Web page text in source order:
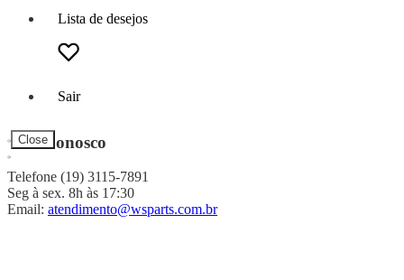
Lista de desejos
Sair
Close
Fale Conosco
Telefone (19) 3115-7891
Seg à sex. 8h às 17:30
Email: atendimento@wsparts.com.br